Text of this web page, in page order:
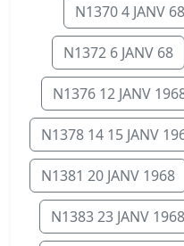
N1370 4 JANV 68
N1372 6 JANV 68
N1376 12 JANV
N1378 14 15 JANV
N1381 20 JANV 1968
N1383 23 JANV 1968